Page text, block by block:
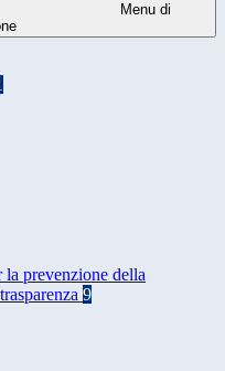
Menu di
la prevenzione della
9